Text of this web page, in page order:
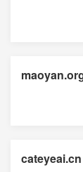
cateyeai.cn